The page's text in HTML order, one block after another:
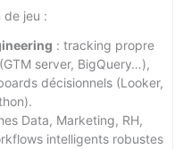
de jeu :
: tracking propre
server, BigQuery…),
décisionnels (Looker,
Data, Marketing, RH,
intelligents robustes